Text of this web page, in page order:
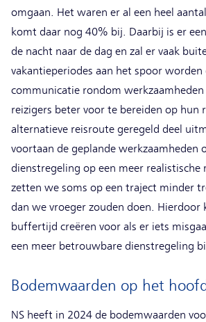
omgaan. Het waren er al een heel
komt daar nog 40% bij. Daarbij is er
de nacht naar de dag en zal er vaak
vakantieperiodes aan het spoor
communicatie rondom
reizigers beter voor te bereiden op hun
alternatieve reisroute geregeld deel
voortaan de geplande werkzaamheden
dienstregeling op een meer realistische
zetten we soms op een traject minder
dan we vroeger zouden doen. Hierdoor
buffertijd creëren voor als er iets
een meer betrouwbare dienstregeling
Bodemwaarden op het
NS heeft in 2024 de bodemwaarden